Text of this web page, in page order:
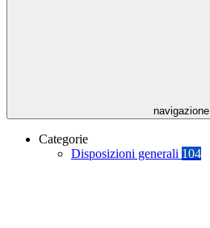
navigazione
Categorie
Disposizioni generali 104